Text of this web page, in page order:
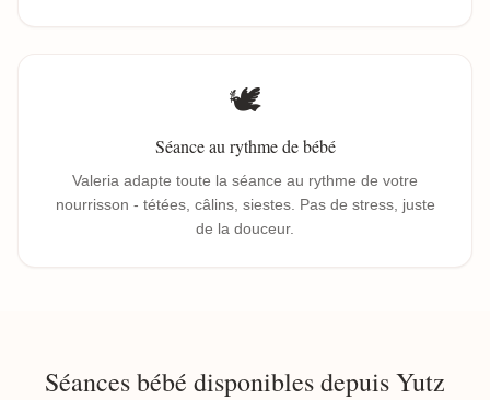
🕊️
Séance au rythme de bébé
Valeria adapte toute la séance au rythme de votre
nourrisson - tétées, câlins, siestes. Pas de stress, juste
de la douceur.
Séances bébé disponibles depuis Yutz